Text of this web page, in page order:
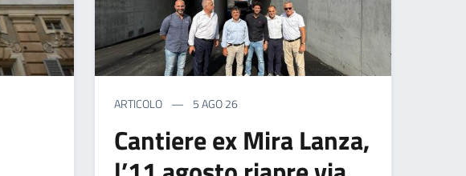
ARTICOLO 5 AGO 26
Cantiere ex Mira Lanza,